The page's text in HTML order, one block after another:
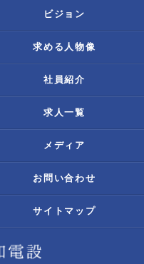
ビジョン
求める人物像
社員紹介
求人一覧
メディア
お問い合わせ
サイトマップ